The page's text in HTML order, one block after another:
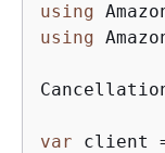
using
using
var client